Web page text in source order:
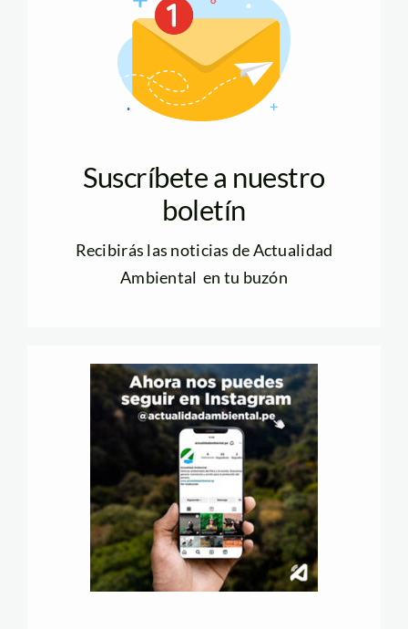
Suscríbete a nuestro
boletín
Recibirás las noticias de Actualidad
Ambiental en tu buzón